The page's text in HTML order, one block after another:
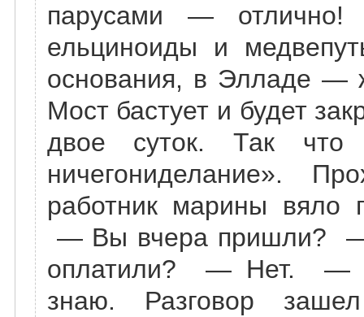
парусами —
ельциноиды и
основания, в Элладе —
Мост бастует и будет
двое суток. Так
ничегониделание».
работник марины вяло
— Вы вчера пришли?
оплатили? — Нет.
знаю. Разговор